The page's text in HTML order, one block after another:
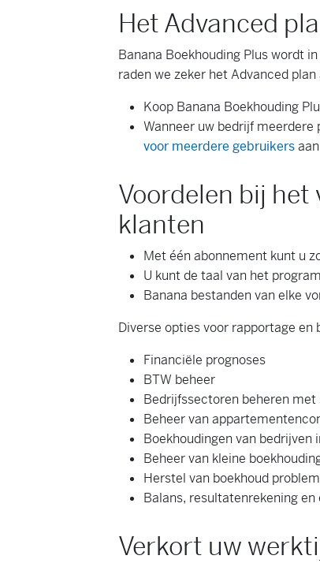
Het Advanced
Banana Boekhouding Plus wordt
raden we zeker het Advanced plan
Koop Banana Boekhouding
Wanneer uw bedrijf meerdere
voor meerdere gebruikers
Voordelen bij het
klanten
Met één abonnement kunt u
U kunt de taal van het
Banana bestanden van elke
Diverse opties voor rapportage en
Financiële prognoses
BTW beheer
Bedrijfssectoren beheren
Beheer van
Boekhoudingen van
Beheer van kleine
Herstel van boekhoud
Balans, resultatenrekening
Verkort uw